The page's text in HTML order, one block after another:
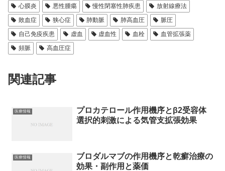
心膜炎
悪性腫瘍 慢性閉塞性肺疾患
放射線療法
敗血症
狭心症 肺動脈 肺高血圧
脈圧
自己免疫疾患
虚血 虚血性 血栓
血管拡張薬
頻脈
高血圧症
関連記事
医療情報
プロカテロール作用機序とβ2受容体
選択的刺激による気管支拡張効果
医療情報
ブロダルマブの作用機序と乾癬治療の
効果・副作用と薬価